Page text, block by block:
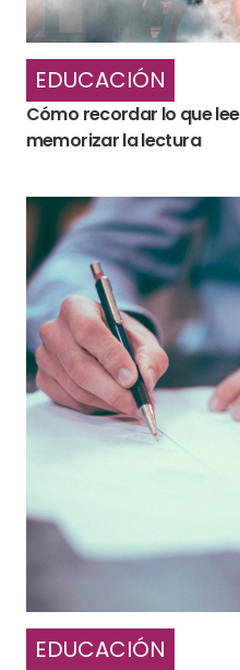
EDUCACIÓN
Cómo recordar lo que
memorizar la lectura
EDUCACIÓN